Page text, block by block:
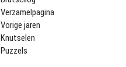
Verzamelpagina
Vorige jaren
Knutselen
Puzzels